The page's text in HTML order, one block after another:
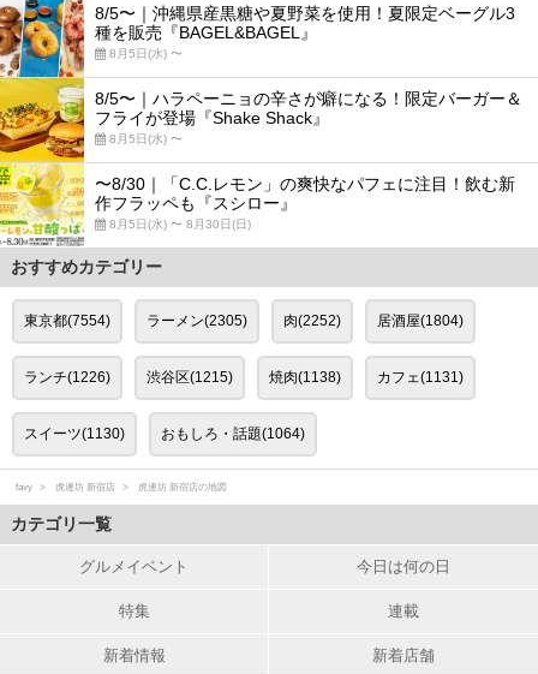
8/5〜｜沖縄県産黒糖や夏野菜を使用！夏限定ベーグル3
種を販売『BAGEL&BAGEL』
8月5日(水) 〜
8/5〜｜ハラペーニョの辛さが癖になる！限定バーガー＆
フライが登場『Shake Shack』
8月5日(水) 〜
〜8/30｜「C.C.レモン」の爽快なパフェに注目！飲む新
作フラッペも『スシロー』
8月5日(水) 〜 8月30日(日)
おすすめカテゴリー
東京都(7554) ラーメン(2305) 肉(2252) 居酒屋(1804)
ランチ(1226) 渋谷区(1215) 焼肉(1138) カフェ(1131)
スイーツ(1130) おもしろ・話題(1064)
favy 虎連坊 新宿店 虎連坊 新宿店の地図
カテゴリ一覧
グルメイベント 今日は何の日
特集 連載
新着情報 新着店舗